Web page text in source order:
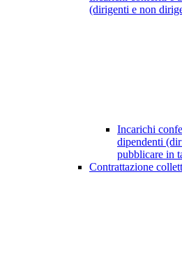
(dirigenti e non
Incarichi
dipendenti
pubblicare in
Contrattazione